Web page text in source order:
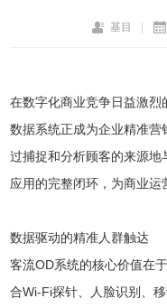
基目 |
在数字化商业竞争日益激烈
数据系统正成为企业精准
过捕捉和分析顾客的来源
应用的完整闭环，为商业运
数据驱动的精准人群触达
客流OD系统的核心价值在
合Wi-Fi探针、人脸识别、